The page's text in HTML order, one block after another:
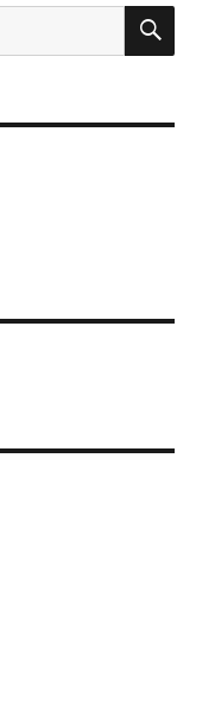
検